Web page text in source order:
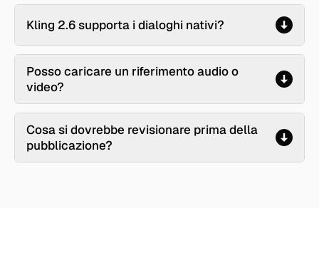
Kling 2.6 supporta i dialoghi nativi?
Posso caricare un riferimento audio o
video?
Cosa si dovrebbe revisionare prima della
pubblicazione?